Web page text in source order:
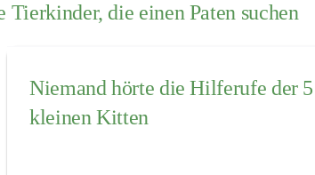
die einen Paten suchen
Niemand hörte die Hilferufe der 5
kleinen Kitten